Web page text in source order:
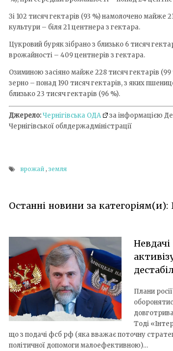
Зі 102 тисяч гектарів (93 %) намолочено майже
культури – біля 21 центнера з гектара.
Цукровий буряк зібрано з близько 6 тисяч
врожайності – 409 центнерів з гектара.
Озиминою засіяно майже 228 тисяч гектарів
зерно – понад 190 тисяч гектарів, з яких
близько 23 тисяч гектарів (96 %).
Джерело:Чернігівська ОДА
за інформацією
Чернігівської облдержадміністрації
врожай , земля
Останні новини за категоріям(и):
Плани
Тоді
що з подачі фсб рф (яка вважає поточну
політичної допомоги малоефективною)…